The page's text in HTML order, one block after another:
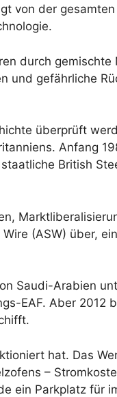
von der
durch gemischte
und gefährliche
überprüft
Anfang
British
(ASW) über,
Saudi-Arabien
EAF. Aber 2012
hat. Das
–
ein Parkplatz für